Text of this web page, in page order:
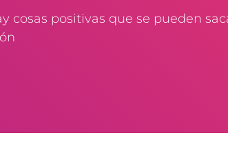
cosas positivas que se pueden